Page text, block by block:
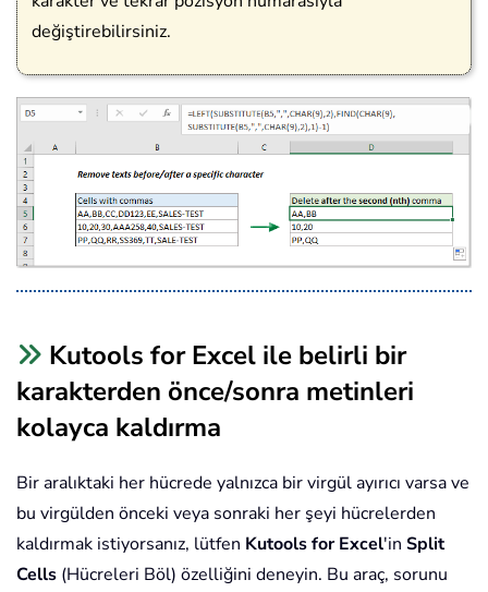
değiştirebilirsiniz.
Kutools for Excel ile belirli bir
karakterden önce/sonra metinleri
kolayca kaldırma
Bir aralıktaki her hücrede yalnızca bir virgül ayırıcı varsa ve
bu virgülden önceki veya sonraki her şeyi hücrelerden
kaldırmak istiyorsanız, lütfen Kutools for Excel'in Split
Cells (Hücreleri Böl) özelliğini deneyin. Bu araç, sorunu